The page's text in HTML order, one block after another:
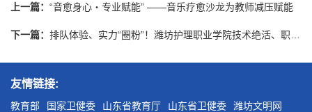
上一篇： “音愈身心・专业赋能” ——音乐疗愈沙龙为教师减压赋能
下一篇： 排队体验、实力“圈粉”！潍坊护理职业学院技术绝活、职教好品火出圈
友情链接:
教育部 国家卫健委 山东省教育厅 山东省卫健委 潍坊文明网